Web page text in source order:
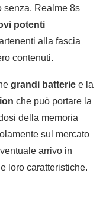
senza. Realme 8s
potenti
alla fascia
contenuti.
grandi batterie e la
che può portare la
della memoria
sul mercato
arrivo in
loro caratteristiche.